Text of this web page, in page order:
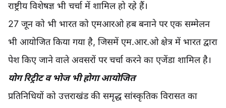
राष्ट्रीय विशेषज्ञ भी चर्चा में शामिल हो रहे हैं।
27 जून को भी भारत को एमआरओ हब बनाने पर एक सम्मेलन
भी आयोजित किया गया है, जिसमें एम.आर.ओ क्षेत्र में भारत द्वारा
पेश किए जाने वाले अवसरों पर चर्चा करने का एजेंडा शामिल है।
योग रिट्रीट व भोज भी होगा आयोजित
प्रतिनिधियों को उत्तराखंड की समृद्ध सांस्कृतिक विरासत का